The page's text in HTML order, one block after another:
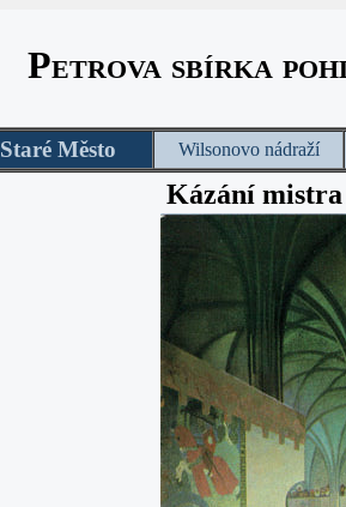
Petrova sbírka
Staré Město Wilsonovo nádraží
Kázání